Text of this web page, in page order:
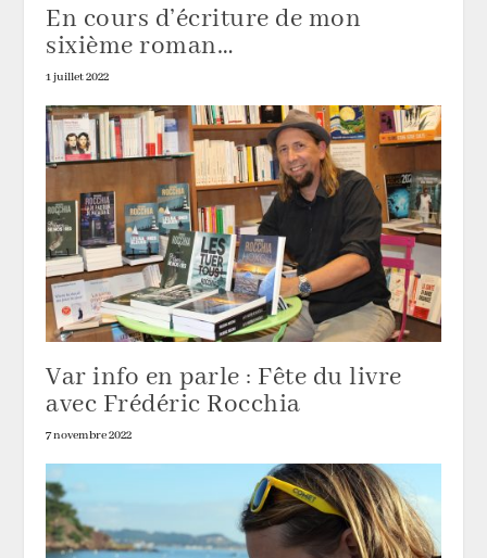
En cours d’écriture de mon
sixième roman…
1 juillet 2022
Var info en parle : Fête du livre
avec Frédéric Rocchia
7 novembre 2022